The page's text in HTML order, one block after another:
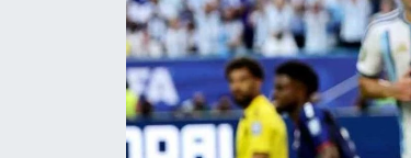
Politika
Resmi İlan